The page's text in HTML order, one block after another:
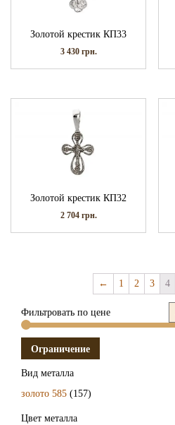
Золотой крестик КП33
3 430 грн.
Золотой крестик КП32
2 704 грн.
← 1 2 3 4
Фильтровать по цене
Ограничение
Вид металла
золото 585 (157)
Цвет металла